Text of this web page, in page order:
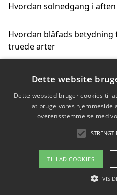
Hvordan solnedgang i
Hvordan blåfads
truede arter
Hvordan kan gaver til unge
Copyright
Om / kontakt
Dette website
Dette websted bruger cookies til
at bruge vores hjemmeside
overensstemmelse med
TILLAD COOKIES
VIS